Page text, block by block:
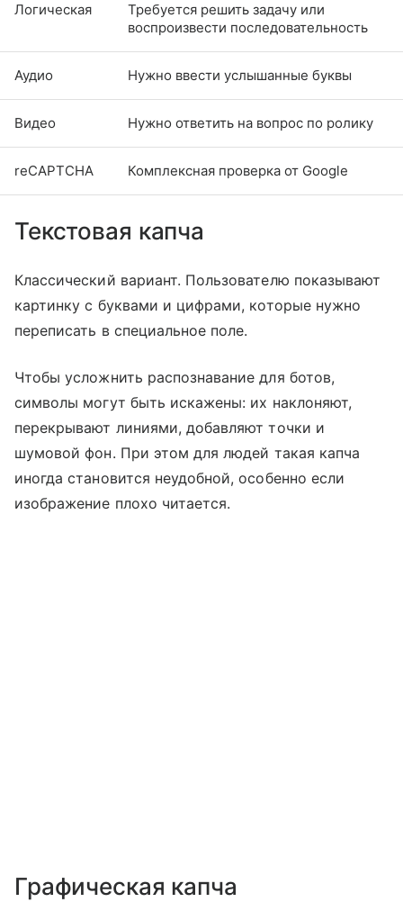
Логическая
Требуется решить задачу или
воспроизвести последовательность
Аудио Нужно ввести услышанные буквы
Видео Нужно ответить на вопрос по ролику
reCAPTCHA Комплексная проверка от Google
Текстовая капча
Классический вариант. Пользователю показывают
картинку с буквами и цифрами, которые нужно
переписать в специальное поле.
Чтобы усложнить распознавание для ботов,
символы могут быть искажены: их наклоняют,
перекрывают линиями, добавляют точки и
шумовой фон. При этом для людей такая капча
иногда становится неудобной, особенно если
изображение плохо читается.
Графическая капча